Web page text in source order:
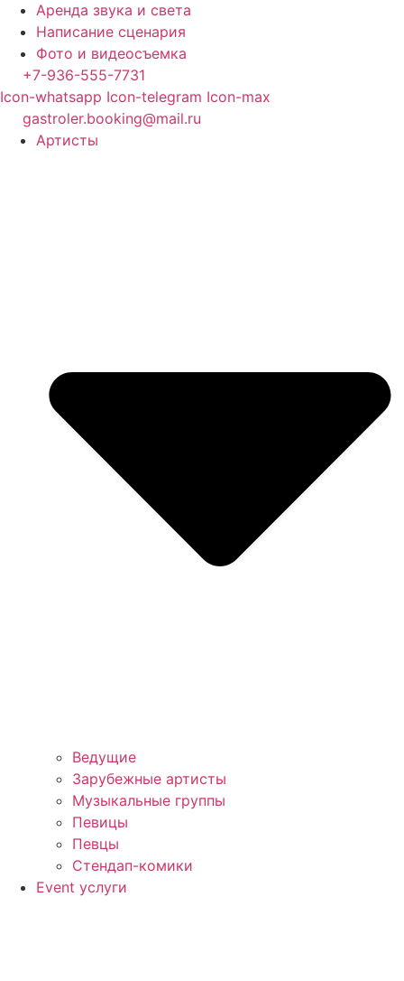
Аренда звука и света
Написание сценария
Фото и видеосъемка
+7-936-555-7731
Icon-whatsapp Icon-telegram Icon-max
gastroler.booking@mail.ru
Артисты
Ведущие
Зарубежные артисты
Музыкальные группы
Певицы
Певцы
Стендап-комики
Event услуги